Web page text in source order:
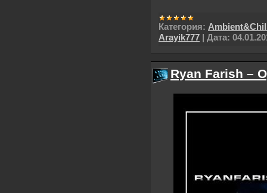
Категория:
Arayik777 | Дата:
Ryan Farish –